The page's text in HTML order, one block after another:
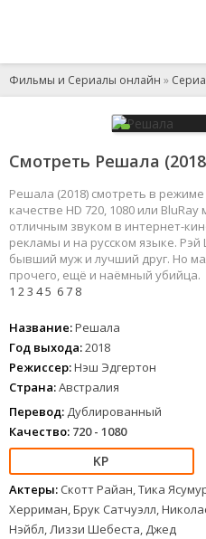
Фильмы и Сериалы онлайн »
Смотреть Решала
Решала (2018) смотреть в
качестве HD 720, 1080 или
отличным звуком в интернет-
рекламы и на русском языке.
бывший муж и лучший друг. Но
прочего, ещё и наёмный убийца.
1 23 45 67 8
Название:Решала
Год выхода:2018
Режиссер:Нэш Эдгертон
Страна:Австралия
Перевод: Дублированный
Качество: 720 - 1080
Актеры: Скотт Райан, Тика
Херриман, Брук Сатчуэлл,
Нэйбл, Лиззи Шебеста, Джед